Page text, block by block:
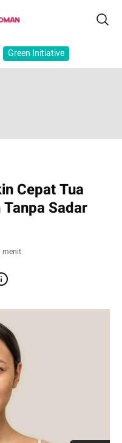
Green Initiative
Cepat Tua
Sadar
menit